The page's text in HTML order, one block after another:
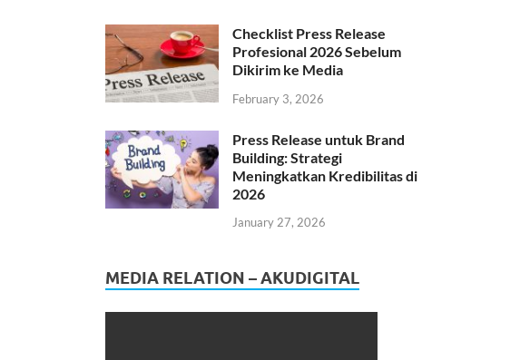
Checklist Press Release
Profesional 2026 Sebelum
Dikirim ke Media
February 3, 2026
Press Release untuk Brand
Building: Strategi
Meningkatkan Kredibilitas di
2026
January 27, 2026
MEDIA RELATION – AKUDIGITAL